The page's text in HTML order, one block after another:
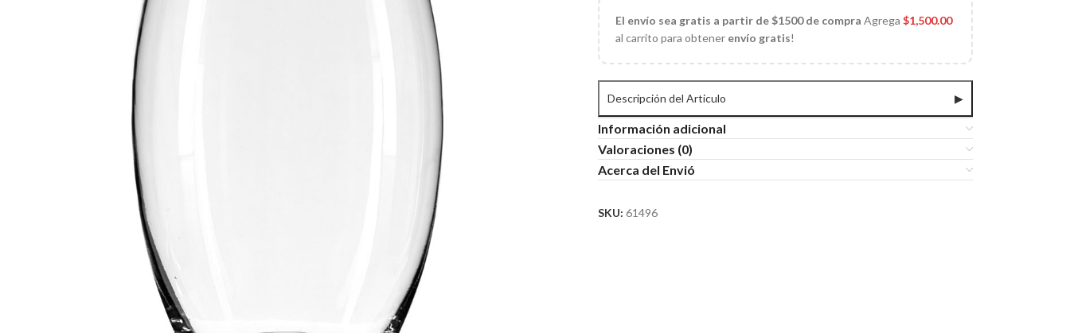
El envío sea gratis a partir de $1500 de compra Agrega$1,500.00
al carrito para obtener envío gratis!
Descripción del Articulo ▶
Información adicional
Valoraciones (0)
Acerca del Envió
SKU:61496